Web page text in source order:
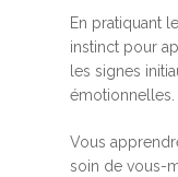
En pratiquant
instinct pour
les signes
émotionnelles.
Vous
soin de vous-